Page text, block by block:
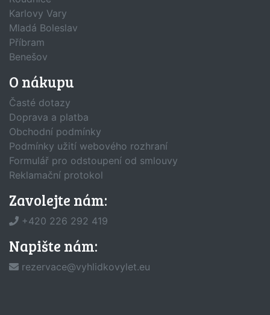
Karlovy Vary
Mladá Boleslav
Příbram
Benešov
O nákupu
Časté dotazy
Doprava a platba
Obchodní podmínky
Podmínky užití webového rozhraní
Formulář pro odstoupení od smlouvy
Reklamační protokol
Zavolejte nám:
+420 226 292 419
Napište nám:
rezervace@vyhlidkovylet.eu